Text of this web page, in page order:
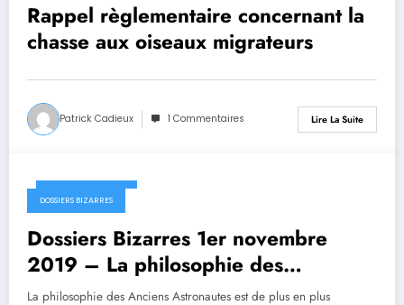
Rappel règlementaire concernant la
chasse aux oiseaux migrateurs
Patrick Cadieux 1 Commentaires Lire La Suite
1 novembre 2019
DOSSIERS BIZARRES
Dossiers Bizarres 1er novembre
2019 – La philosophie des
« Anciens Astronautes »
La philosophie des Anciens Astronautes est de plus en plus